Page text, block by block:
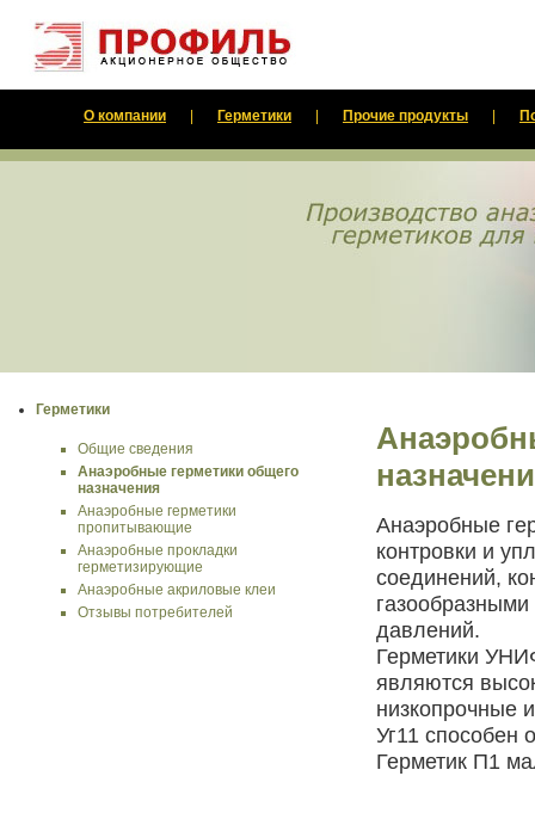
О компании Герметики Прочие продукты
Герметики
Общие сведения
Анаэробные герметики общего
назначения
Анаэробные герметики
пропитывающие
Анаэробные прокладки
герметизирующие
Анаэробные акриловые клеи
Отзывы потребителей
Анаэробные
контровки и
соединений,
давлений.
Герметики
являются
низкопрочные
Уг11 способен
Герметик П1